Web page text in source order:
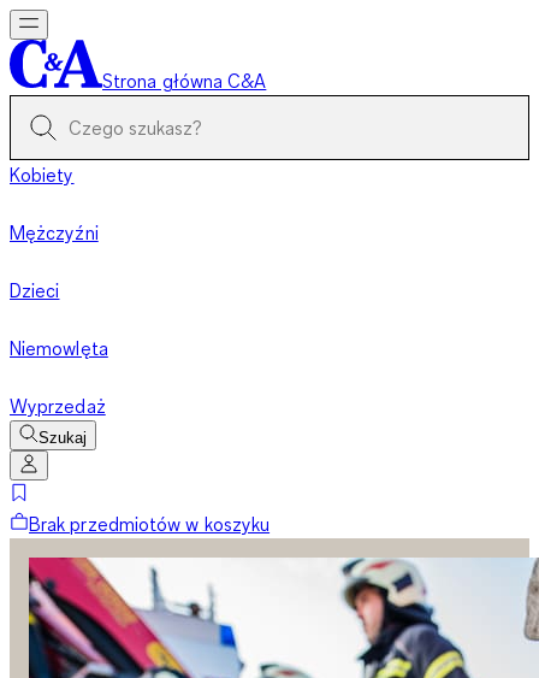
Strona główna C&A
Kobiety
Mężczyźni
Dzieci
Niemowlęta
Wyprzedaż
Szukaj
Brak przedmiotów w koszyku